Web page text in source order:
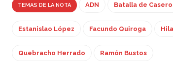
TEMAS DE LA NOTA ADN Batalla de
Estanislao López Facundo Quiroga
Quebracho Herrado Ramón Bustos